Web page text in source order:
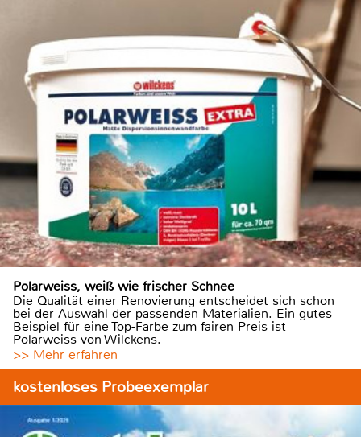
Polarweiss, weiß wie frischer Schnee
Die Qualität einer Renovierung entscheidet sich schon
bei der Auswahl der passenden Materialien. Ein gutes
Beispiel für eine Top-Farbe zum fairen Preis ist
Polarweiss von Wilckens.
>> Mehr erfahren
kostenloses Probeexemplar